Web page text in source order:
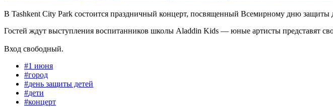
В Tashkent City Park состоится праздничный концерт, посвященный Всемирному дню защиты
Гостей ждут выступления воспитанников школы Aladdin Kids — юные артисты представят
Вход свободный.
#1 июня
#город
#день защиты детей
#дети
#концерт